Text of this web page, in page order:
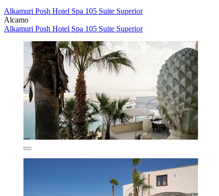
Alkamuri Posh Hotel Spa 105 Suite Superior
Alcamo
Alkamuri Posh Hotel Spa 105 Suite Superior